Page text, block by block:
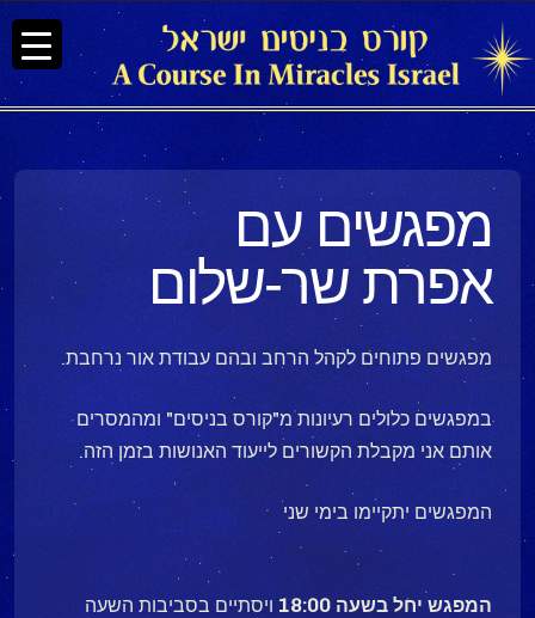
מפגשים עם
אפרת שר-שלום
מפגשים פתוחים לקהל הרחב ובהם עבודת אור נרחבת.
במפגשים כלולים רעיונות מ"קורס בניסים" ומהמסרים
אותם אני מקבלת הקשורים לייעוד האנושות בזמן הזה.
המפגשים יתקיימו בימי שני
המפגש יחל בשעה 18:00
ויסתיים בסביבות השעה